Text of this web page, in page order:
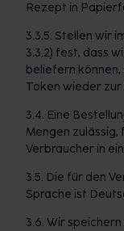
Rezept in
3.3.5. Stellen wir
3.3.2) fest, dass
beliefern
Token wieder zur
3.4. Eine
Mengen zulässig,
Verbraucher in
3.5. Die für den
Sprache ist
3.6. Wir